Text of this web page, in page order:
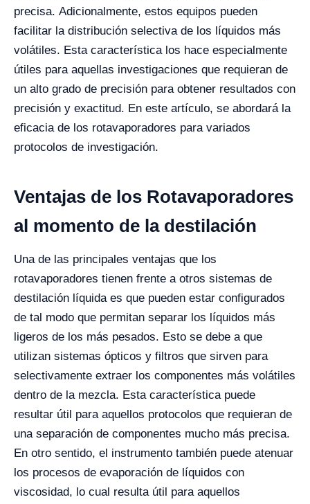
precisa. Adicionalmente, estos equipos pueden
facilitar la distribución selectiva de los líquidos más
volátiles. Esta característica los hace especialmente
útiles para aquellas investigaciones que requieran de
un alto grado de precisión para obtener resultados con
precisión y exactitud. En este artículo, se abordará la
eficacia de los rotavaporadores para variados
protocolos de investigación.
Ventajas de los Rotavaporadores
al momento de la destilación
Una de las principales ventajas que los
rotavaporadores tienen frente a otros sistemas de
destilación líquida es que pueden estar configurados
de tal modo que permitan separar los líquidos más
ligeros de los más pesados. Esto se debe a que
utilizan sistemas ópticos y filtros que sirven para
selectivamente extraer los componentes más volátiles
dentro de la mezcla. Esta característica puede
resultar útil para aquellos protocolos que requieran de
una separación de componentes mucho más precisa.
En otro sentido, el instrumento también puede atenuar
los procesos de evaporación de líquidos con
viscosidad, lo cual resulta útil para aquellos